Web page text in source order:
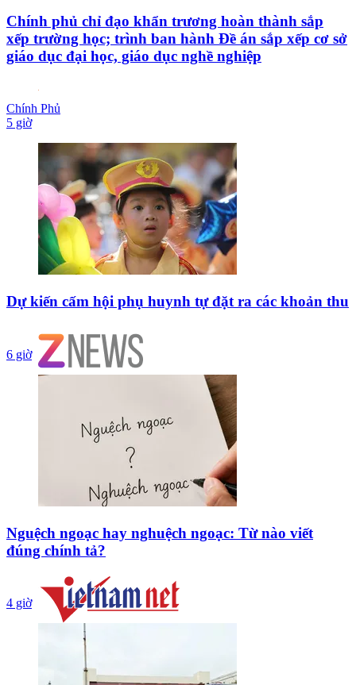
Chính phủ chỉ đạo khẩn trương hoàn thành sắp
xếp trường học; trình ban hành Đề án sắp xếp cơ sở
giáo dục đại học, giáo dục nghề nghiệp
Chính Phủ
5 giờ
Dự kiến cấm hội phụ huynh tự đặt ra các khoản thu
6 giờ
Nguệch ngoạc hay nghuệch ngoạc: Từ nào viết
đúng chính tả?
4 giờ